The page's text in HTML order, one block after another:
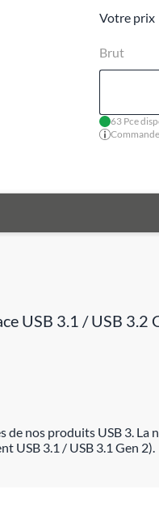
Votre prix
Brut
63 Pce
USB 3.1 / USB 3.2
nos produits USB 3.
USB 3.1 / USB 3.1 Gen 2).